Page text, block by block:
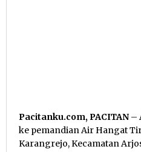
Pacitanku.com, PACITAN –
ke pemandian Air Hangat
Karangrejo, Kecamatan